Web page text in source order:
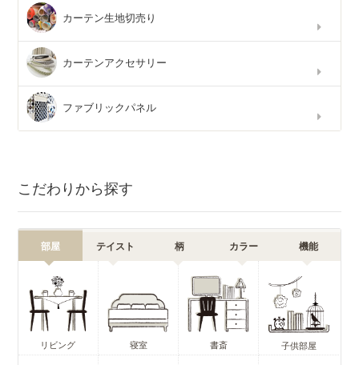
カーテン生地切売り
カーテンアクセサリー
ファブリックパネル
こだわりから探す
部屋 テイスト 柄 カラー 機能
リビング 寝室 書斎 子供部屋